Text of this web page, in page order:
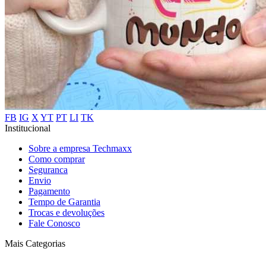
FB IG XYT PT LI TK
Institucional
Sobre a empresa Techmaxx
Como comprar
Seguranca
Envio
Pagamento
Tempo de Garantia
Trocas e devoluções
Fale Conosco
Mais Categorias